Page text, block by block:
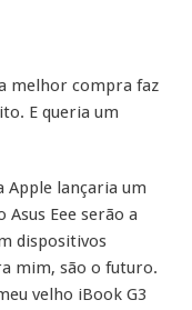
melhor compra faz
E queria um
Apple lançaria um
Eee serão a
dispositivos
mim, são o futuro.
velho iBook G3